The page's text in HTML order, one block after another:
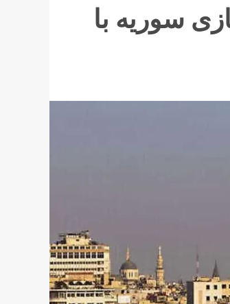
سوریه با